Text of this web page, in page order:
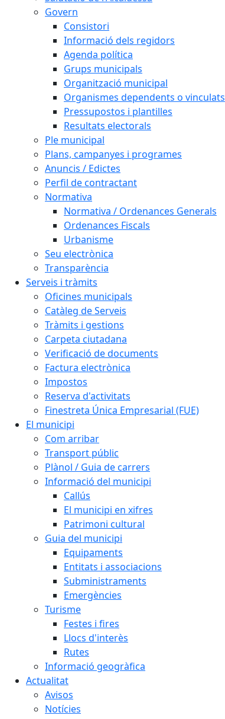
Govern
Consistori
Informació dels regidors
Agenda política
Grups municipals
Organització municipal
Organismes dependents o vinculats
Pressupostos i plantilles
Resultats electorals
Ple municipal
Plans, campanyes i programes
Anuncis / Edictes
Perfil de contractant
Normativa
Normativa / Ordenances Generals
Ordenances Fiscals
Urbanisme
Seu electrònica
Transparència
Serveis i tràmits
Oficines municipals
Catàleg de Serveis
Tràmits i gestions
Carpeta ciutadana
Verificació de documents
Factura electrònica
Impostos
Reserva d'activitats
Finestreta Única Empresarial (FUE)
El municipi
Com arribar
Transport públic
Plànol / Guia de carrers
Informació del municipi
Callús
El municipi en xifres
Patrimoni cultural
Guia del municipi
Equipaments
Entitats i associacions
Subministraments
Emergències
Turisme
Festes i fires
Llocs d'interès
Rutes
Informació geogràfica
Actualitat
Avisos
Notícies